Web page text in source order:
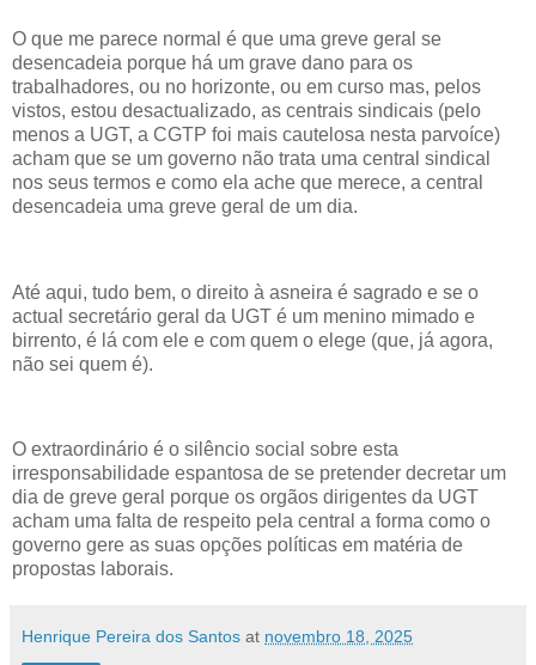
O que me parece normal é que uma greve geral se
desencadeia porque há um grave dano para os
trabalhadores, ou no horizonte, ou em curso mas, pelos
vistos, estou desactualizado, as centrais sindicais (pelo
menos a UGT, a CGTP foi mais cautelosa nesta parvoíce)
acham que se um governo não trata uma central sindical
nos seus termos e como ela ache que merece, a central
desencadeia uma greve geral de um dia.
Até aqui, tudo bem, o direito à asneira é sagrado e se o
actual secretário geral da UGT é um menino mimado e
birrento, é lá com ele e com quem o elege (que, já agora,
não sei quem é).
O extraordinário é o silêncio social sobre esta
irresponsabilidade espantosa de se pretender decretar um
dia de greve geral porque os orgãos dirigentes da UGT
acham uma falta de respeito pela central a forma como o
governo gere as suas opções políticas em matéria de
propostas laborais.
Henrique Pereira dos Santos at novembro 18, 2025